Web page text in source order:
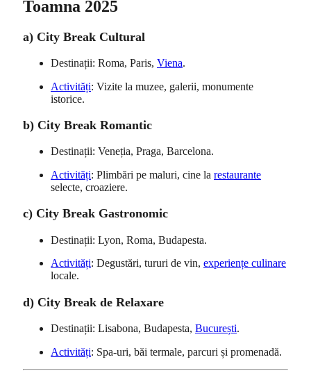
Toamna 2025
a) City Break Cultural
Destinații: Roma, Paris, Viena.
Activități: Vizite la muzee, galerii, monumente
istorice.
b) City Break Romantic
Destinații: Veneția, Praga, Barcelona.
Activități: Plimbări pe maluri, cine la restaurante
selecte, croaziere.
c) City Break Gastronomic
Destinații: Lyon, Roma, Budapesta.
Activități: Degustări, tururi de vin, experiențe culinare
locale.
d) City Break de Relaxare
Destinații: Lisabona, Budapesta, București.
Activități: Spa-uri, băi termale, parcuri și promenadă.